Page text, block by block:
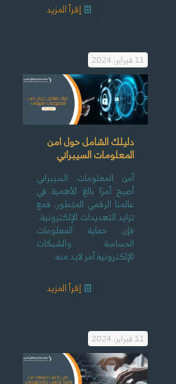
إقرأ المزيد
11 فبراير، 2024
دليلك الشامل حول امن
المعلومات السيبراني
أمن المعلومات السيبراني
أصبح أمرًا بالغ الأهمية في
عالمنا الرقمي المتطور. فمع
تزايد التهديدات الإلكترونية .
فإن حماية المعلومات
الحساسة والشبكات
الإلكترونية أمر لابد منه.
إقرأ المزيد
11 فبراير، 2024